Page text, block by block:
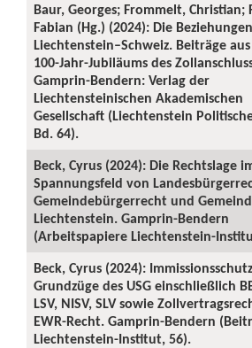
Baur, Georges; Frommelt, Christian;
Fabian (Hg.) (2024): Die Beziehungen
Liechtenstein–Schweiz. Beiträge
100-Jahr-Jubiläums des
Gamprin-Bendern: Verlag der
Liechtensteinischen Akademischen
Gesellschaft (Liechtenstein
Bd. 64).
Beck, Cyrus (2024): Die Rechtslage
Spannungsfeld von
Gemeindebürgerrecht und
Liechtenstein. Gamprin-Bendern
(Arbeitspapiere Liechtenstein-
Beck, Cyrus (2024):
Grundzüge des USG einschließlich
LSV, NISV, SLV sowie
EWR-Recht. Gamprin-Bendern
Liechtenstein-Institut, 56).